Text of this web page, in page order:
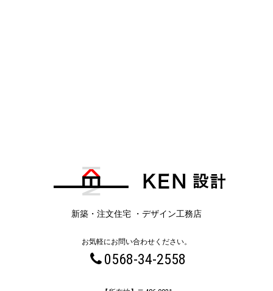
新築・注文住宅 ・デザイン工務店
お気軽にお問い合わせください。
0568-34-2558